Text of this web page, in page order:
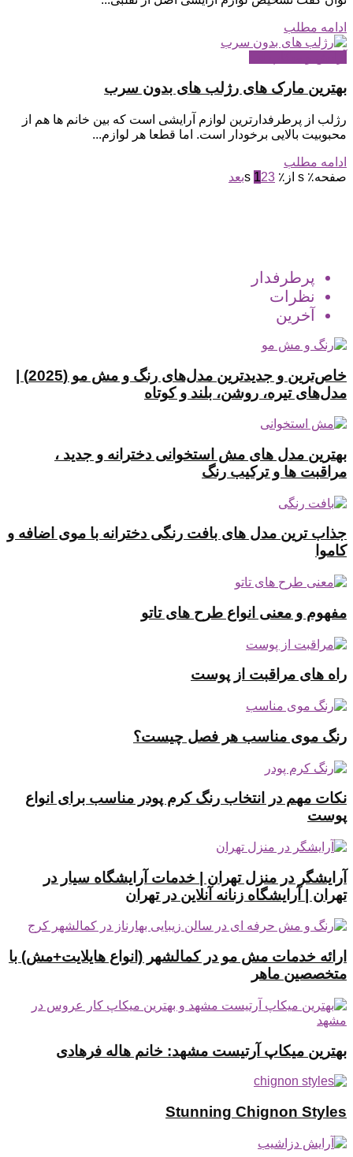
ادامه مطلب
بهترین مارک های رژلب های بدون سرب
رژلب از پرطرفدارترین لوازم آرایشی است که بین خانم ها هم از
محبوبیت بالایی برخودار است. اما قطعا هر لوازم...
ادامه مطلب
صفحه٪ s از٪ s
123 بعد
پرطرفدار
نظرات
آخرین
خاص‌ترین و جدیدترین مدل‌های رنگ و مش مو (2025) |
مدل‌های تیره، روشن، بلند و کوتاه
بهترین مدل های مش استخوانی دخترانه و جدید ،
مراقبت ها و ترکیب رنگ
جذاب ترین مدل های بافت رنگی دخترانه با موی اضافه و
کاموا
مفهوم و معنی انواع طرح های تاتو
راه های مراقبت از پوست
رنگ موی مناسب هر فصل چیست؟
نکات مهم در انتخاب رنگ کرم پودر مناسب برای انواع
پوست
آرایشگر در منزل تهران | خدمات آرایشگاه سیار در
تهران | آرایشگاه زنانه آنلاین در تهران
ارائه خدمات مش مو در کمالشهر (انواع هایلایت+مش) با
متخصصین ماهر
بهترین میکاپ آرتیست مشهد: خانم هاله فرهادی
Stunning Chignon Styles